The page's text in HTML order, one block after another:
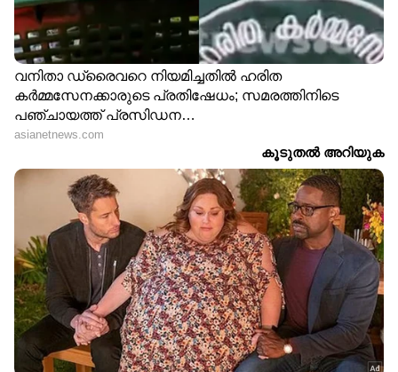
ഇന്ത്യയ്ക്ക് കരുത്തുണ്ട്; പരിഭ്രാന്തി വേണ്ട
വലിയ വെല്ലുവിളികള്‍ മുന്നിലുണ്ടെങ്കിലും ഇന്ത്യ
കടുത്ത സാമ്പത്തിക തകര്‍ച്ചയിലേക്ക്
പോവുകയാണെന്ന വാദങ്ങളെ ഗീതാ
ഗോപിനാഥ് തള്ളി. ഇന്ത്യയില്‍ ഇപ്പോഴും
ആഭ്യന്തര ആവശ്യങ്ങള്‍ ശക്തമാണ്. പൊതു